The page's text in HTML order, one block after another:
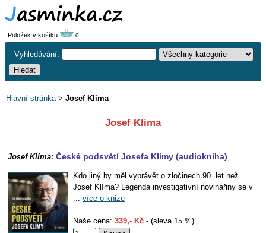
Položek v košíku 0
Vyhledávání:
Hlavní stránka> Josef Klima
Josef Klima
Josef Klíma: České podsvětí Josefa Klímy (audiokniha)
Kdo jiný by měl vyprávět o zločinech 90. let než
Josef Klíma? Legenda investigativní novinařiny se v
... více o knize
Naše cena: 339,- Kč - (sleva 15 %)